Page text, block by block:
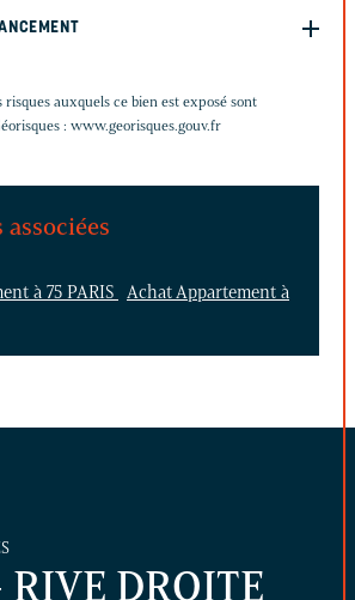
auxquels ce bien est exposé sont
: www.georisques.gouv.fr
associées
à 75 PARIS
Achat Appartement à
RIVE DROITE